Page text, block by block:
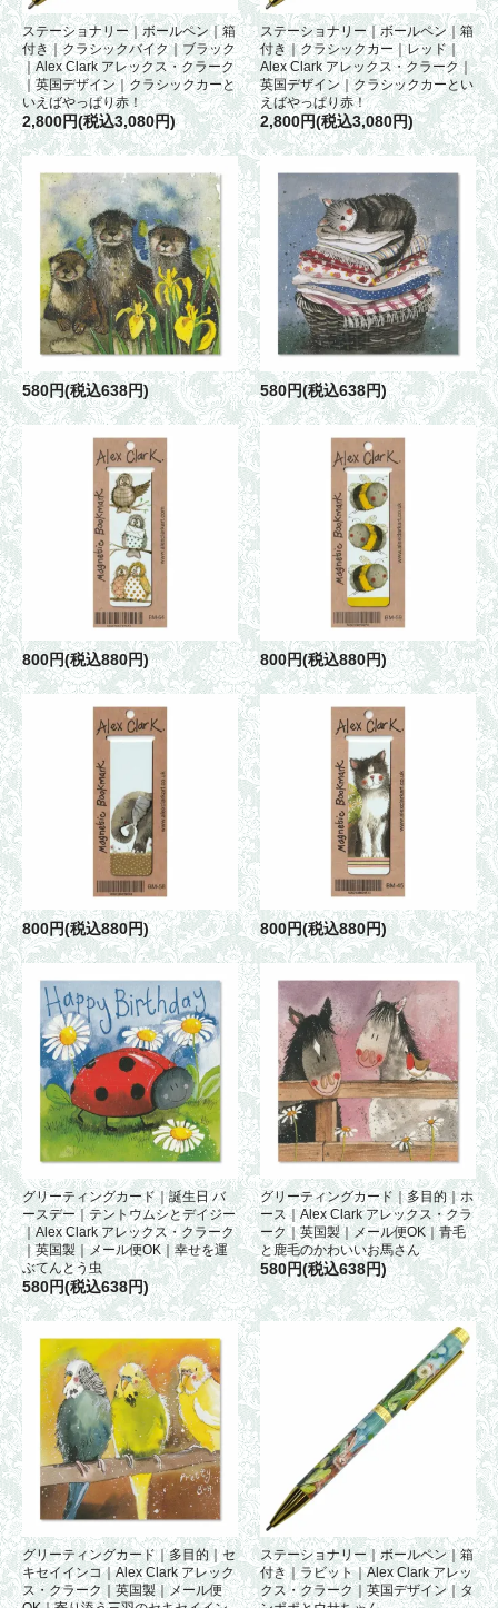
ステーショナリー｜ボールペン｜箱
付き｜クラシックバイク｜ブラック
｜Alex Clark アレックス・クラーク
｜英国デザイン｜クラシックカーと
いえばやっぱり赤！
2,800円(税込3,080円)
ステーショナリー｜ボールペン｜箱
付き｜クラシックカー｜レッド｜
Alex Clark アレックス・クラーク｜
英国デザイン｜クラシックカーとい
えばやっぱり赤！
2,800円(税込3,080円)
580円(税込638円) 580円(税込638円)
800円(税込880円) 800円(税込880円)
800円(税込880円) 800円(税込880円)
グリーティングカード｜誕生日 バ
ースデー｜テントウムシとデイジー
｜Alex Clark アレックス・クラーク
｜英国製｜メール便OK｜幸せを運
ぶてんとう虫
580円(税込638円)
グリーティングカード｜多目的｜ホ
ース｜Alex Clark アレックス・クラ
ーク｜英国製｜メール便OK｜青毛
と鹿毛のかわいいお馬さん
580円(税込638円)
グリーティングカード｜多目的｜セ
キセイインコ｜Alex Clark アレック
ス・クラーク｜英国製｜メール便
ステーショナリー｜ボールペン｜箱
付き｜ラビット｜Alex Clark アレッ
クス・クラーク｜英国デザイン｜タ